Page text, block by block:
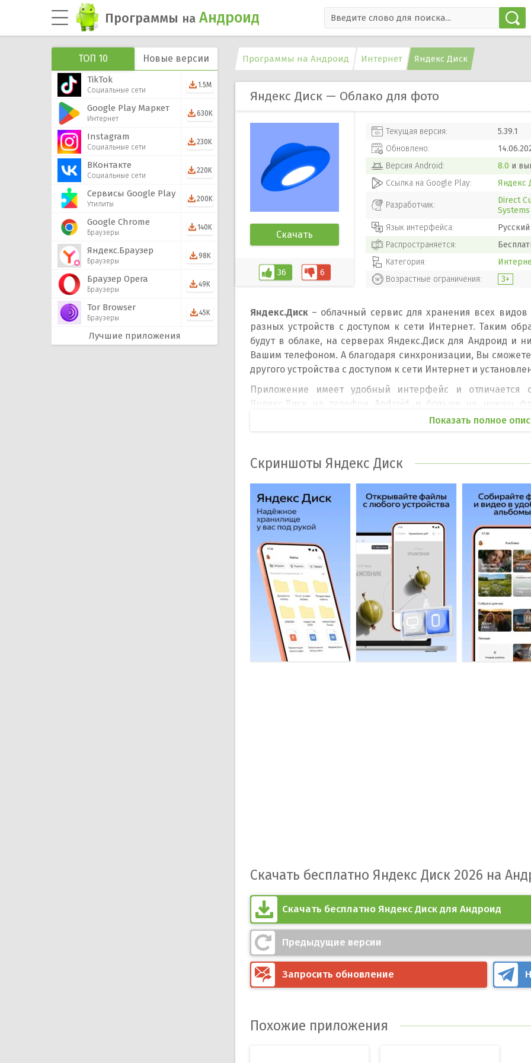
Программы на Андроид
ТОП 10 Новые версии
TikTok
Социальные сети
1.5M
Google Play Маркет
Интернет
630K
Instagram
Социальные сети
230K
ВКонтакте
Социальные сети
220K
Сервисы Google Play
Утилиты
200K
Google Chrome
Браузеры
140K
Яндекс.Браузер
Браузеры
98K
Браузер Opera
Браузеры
49K
Tor Browser
Браузеры
45K
Лучшие приложения
Программы на Андроид Интернет Яндекс Диск
Яндекс Диск — Облако для фото
Скачать
36 6
Текущая версия:
5.39.1
Обновлено:
Версия Android: 8.0 и
Ссылка на Google Play:
Яндекс
Разработчик:
Direct
Systems
Язык интерфейса:
Русский
Распространяется:
Категория:
Возрастные ограничения:
3+
Яндекс.Диск – облачный сервис для хранения всех
разных устройств с доступом к сети Интернет. Таким
будут в облаке, на серверах Яндекс.Диск для Андроид и
Вашим телефоном. А благодаря синхронизации, Вы
другого устройства с доступом к сети Интернет и
Приложение имеет удобный интерфейс и отличается
Яндекс.Диск на телефон Android и больше не нужны
информационные накопители. Облачный сервис
автоматически. Если места в облачном диске
или 1000 Гб.
Основные особенности Яндекс Диск для
Облачное хранилище для фото, видео и документов;
Поддержка синхронизации между несколькими
Экономия места в памяти телефона;
Надежная защита от потери важных документов;
Возможность расширить облачное хранилище.
Показать полное
Скриншоты Яндекс Диск
Скачать бесплатно Яндекс Диск 2026 на
Скачать бесплатно Яндекс Диск для Андроид
Предыдущие версии
Запросить обновление
Похожие приложения